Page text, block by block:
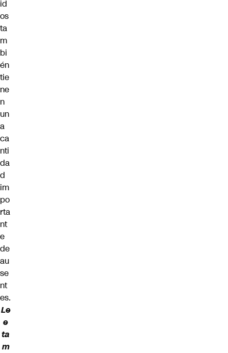
id
os
ta
m
bi
én
tie
ne
n
un
a
ca
nti
da
d
im
po
rta
nt
e
de
au
se
nt
es.
Le
e
ta
m